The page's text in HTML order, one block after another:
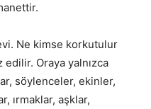
Ne kimse korkutulur
Oraya yalnızca
söylenceler, ekinler,
ırmaklar, aşklar,